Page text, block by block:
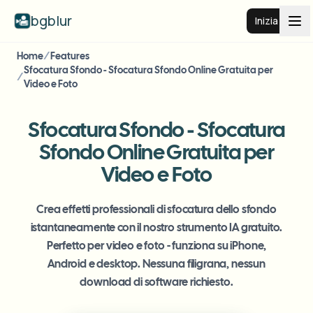
bgblur Inizia
Sfocatura sfondo video
Prezzi
Esempi
Vedi tutti gli esempi
Sfoglia l'intera libreria di esempi
Sfoca il viso
Funzionalità
View all features
Browse every blur tool in one place
Aziende
Home/ Features
/
Sfocatura Sfondo - Sfocatura Sfondo Online Gratuita per
Video e Foto
Sfocatura Sfondo - Sfocatura
Sfondo Online Gratuita per
Video e Foto
Crea effetti professionali di sfocatura dello sfondo
istantaneamente con il nostro strumento IA gratuito.
Perfetto per video e foto - funziona su iPhone,
Android e desktop. Nessuna filigrana, nessun
download di software richiesto.